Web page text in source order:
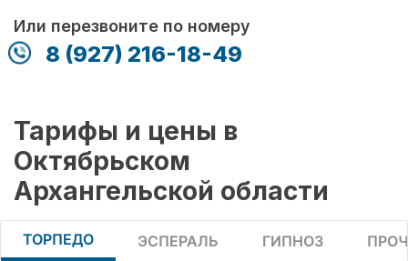
Или перезвоните по номеру
8 (927) 216-18-49
Тарифы и цены в
Октябрьском
Архангельской области
ТОРПЕДО ЭСПЕРАЛЬ ГИПНОЗ